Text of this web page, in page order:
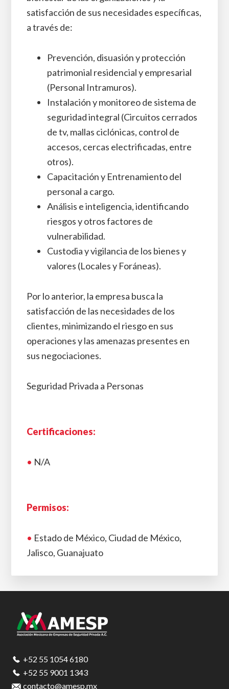
satisfacción de sus necesidades específicas,
a través de:
Prevención, disuasión y protección
patrimonial residencial y empresarial
(Personal Intramuros).
Instalación y monitoreo de sistema de
seguridad integral (Circuitos cerrados
de tv, mallas ciclónicas, control de
accesos, cercas electrificadas, entre
otros).
Capacitación y Entrenamiento del
personal a cargo.
Análisis e inteligencia, identificando
riesgos y otros factores de
vulnerabilidad.
Custodia y vigilancia de los bienes y
valores (Locales y Foráneas).
Por lo anterior, la empresa busca la
satisfacción de las necesidades de los
clientes, minimizando el riesgo en sus
operaciones y las amenazas presentes en
sus negociaciones.
Seguridad Privada a Personas
Certificaciones:
• N/A
Permisos:
• Estado de México, Ciudad de México,
Jalisco, Guanajuato
Footer
+52 55 1054 6180
+52 55 9001 1343
contacto@amesp.mx